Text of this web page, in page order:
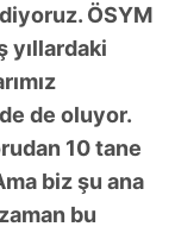
ÖSYM
yıllardaki
de oluyor.
10 tane
biz şu ana
bu